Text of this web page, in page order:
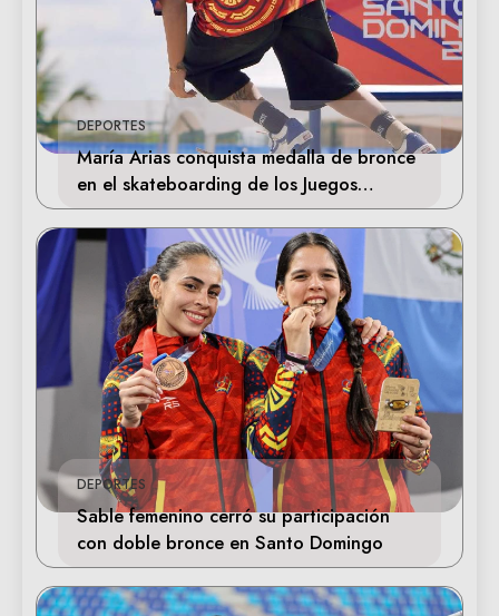
DEPORTES
María Arias conquista medalla de bronce
en el skateboarding de los Juegos
Centroamericanos
DEPORTES
Sable femenino cerró su participación
con doble bronce en Santo Domingo